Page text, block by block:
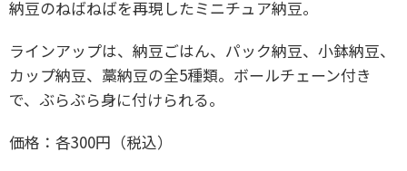
納豆のねばねばを再現したミニチュア納豆。
ラインアップは、納豆ごはん、パック納豆、小鉢納豆、
カップ納豆、藁納豆の全5種類。ボールチェーン付き
で、ぶらぶら身に付けられる。
価格： 各300円（税込）